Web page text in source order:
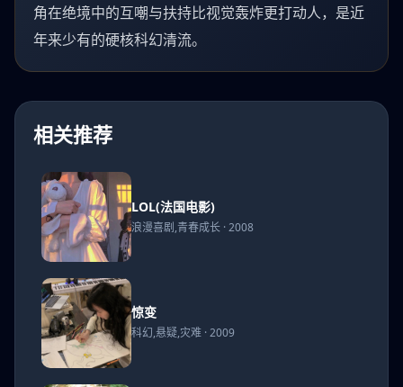
角在绝境中的互嘲与扶持比视觉轰炸更打动人，是近
年来少有的硬核科幻清流。
相关推荐
LOL(法
国电
影)
LOL(法国电影)
浪漫喜剧,青春成长 · 2008
惊变 惊变
科幻,悬疑,灾难 · 2009